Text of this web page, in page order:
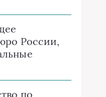
России,
по